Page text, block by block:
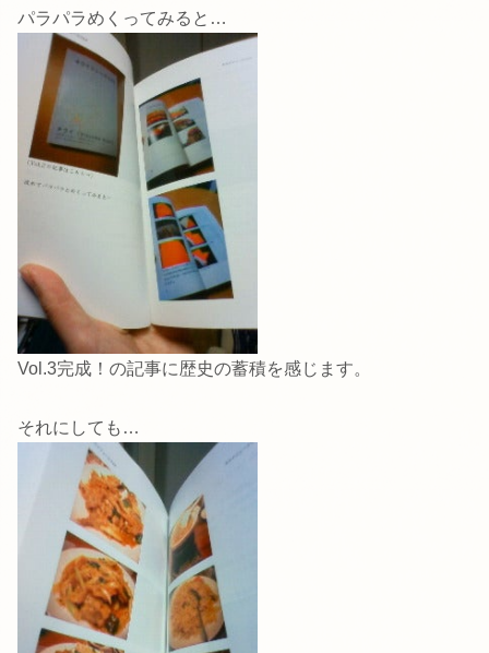
パラパラめくってみると…
Vol.3完成！の記事に歴史の蓄積を感じます。
それにしても…